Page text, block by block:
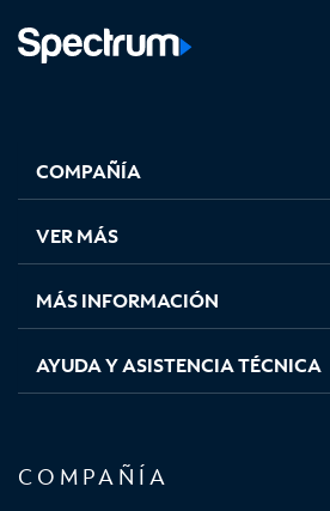
abre
en
pestaña
nueva
abre
en
pestaña
nueva
abre
en
pestaña
nueva
en
nueva
COMPAÑÍA
VER MÁS
MÁS INFORMACIÓN
AYUDA Y ASISTENCIA TÉCNICA
COMPAÑÍA